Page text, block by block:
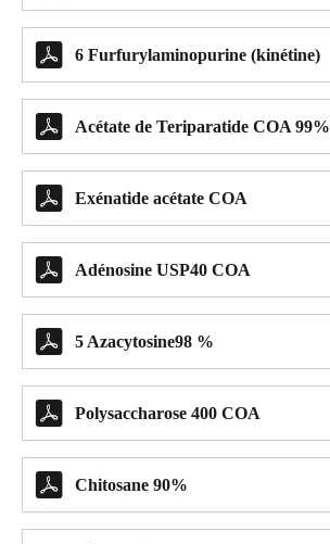
 6 Furfurylaminopurine (kinétine)
 Acétate de Teriparatide COA 99%
 Exénatide acétate COA
 Adénosine USP40 COA
 5 Azacytosine98 %
 Polysaccharose 400 COA
 Chitosane 90%